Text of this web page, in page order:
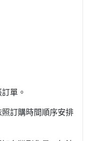
單。
訂購時間順序安排